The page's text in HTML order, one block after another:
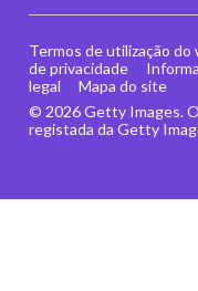
© 2026 Getty Images.
registada da Getty
Termos de utilização
de privacidade
legal
Mapa do site